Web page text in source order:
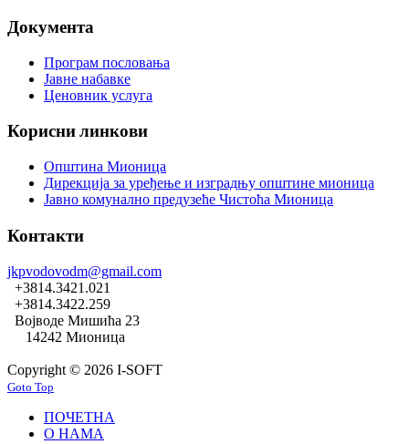
Документа
Програм пословања
Јавне набавке
Ценовник услуга
Корисни линкови
Општина Мионица
Дирекција за уређење и изградњу општине мионица
Јавно комунално предузеће Чистоћа Мионица
Контакти
jkpvodovodm@gmail.com
+3814.3421.021
+3814.3422.259
Војводе Мишића 23
14242 Мионица
Copyright © 2026 I-SOFT
Goto Top
ПОЧЕТНА
О НАМА